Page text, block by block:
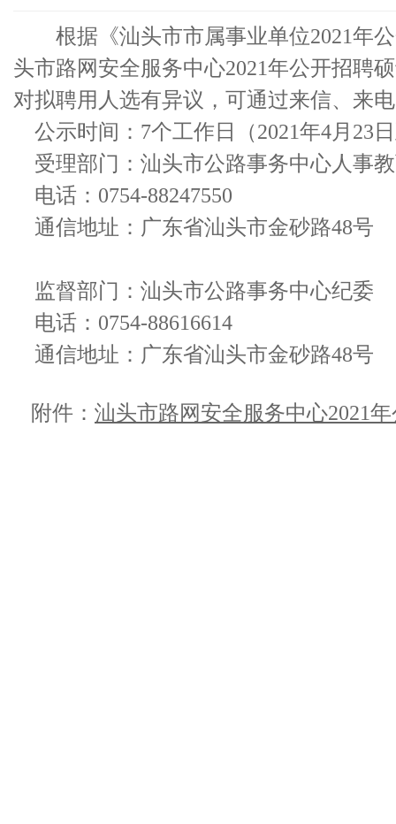
根据《汕头市市属事业单位2021年公
头市路网安全服务中心2021年公开招聘
对拟聘用人选有异议，可通过来信、来
公示时间：7个工作日（2021年4月23
受理部门：汕头市公路事务中心人事
电话：0754-88247550
通信地址：广东省汕头市金砂路48号
监督部门：汕头市公路事务中心纪委
电话：0754-88616614
通信地址：广东省汕头市金砂路48号
附件： 汕头市路网安全服务中心2021